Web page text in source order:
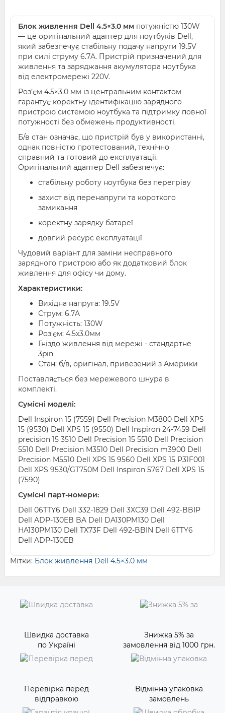
Блок живлення Dell 4.5×3.0 мм потужністю 130W
— це оригінальний адаптер для ноутбуків Dell,
який забезпечує стабільну подачу напруги 19.5V
при силі струму 6.7A. Пристрій призначений для
живлення та заряджання акумулятора ноутбука
від електромережі 220V.
Роз’єм 4.5×3.0 мм із центральним контактом
гарантує коректну ідентифікацію зарядного
пристрою системою ноутбука та підтримку повної
потужності без обмежень продуктивності.
Б/в стан означає, що пристрій був у використанні,
однак повністю протестований, технічно
справний та готовий до експлуатації.
Оригінальний адаптер Dell забезпечує:
стабільну роботу ноутбука без перегріву
захист від перенапруги та короткого
замикання
коректну зарядку батареї
довгий ресурс експлуатації
Чудовий варіант для заміни несправного
зарядного пристрою або як додатковий блок
живлення для офісу чи дому.
Характеристики:
Вихідна напруга: 19.5V
Струм: 6.7A
Потужність: 130W
Роз'єм: 4.5х3.0мм
Гніздо живлення від мережі - стандартне
3pin
Стан: б/в, оригінал, привезений з Америки
Поставляється без мережевого шнура в
комплекті.
Сумісні моделі:
Dell Inspiron 15 (7559) Dell Precision M3800 Dell XPS
15 (9530) Dell XPS 15 (9550) Dell Inspiron 24-7459 Dell
precision 15 3510 Dell Precision 15 5510 Dell Precision
5510 Dell Precision M3510 Dell Precision m3900 Dell
Precision M5510 Dell XPS 15 9560 Dell XPS 15 P31F001
Dell XPS 9530/GT750M Dell Inspiron 5767 Dell XPS 15
(7590)
Сумісні парт-номери:
Dell 06TTY6 Dell 332-1829 Dell 3XC39 Dell 492-BBIP
Dell ADP-130EB BA Dell DA130PM130 Dell
HA130PM130 Dell TX73F Dell 492-BBIN Dell 6TTY6
Dell ADP-130EB
Мітки: Блок живлення Dell 4.5×3.0 мм
Швидка доставка
по Україні
Знижка 5% за
замовлення від 1000 грн.
Перевірка перед
відправкою
Відмінна упаковка
замовлень